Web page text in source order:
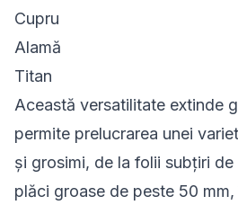
Cupru
Alamă
Titan
Această versatilitate extinde
permite prelucrarea unei
și grosimi, de la folii subțiri de
plăci groase de peste 50